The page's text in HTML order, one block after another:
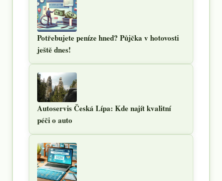
Potřebujete peníze hned? Půjčka v hotovosti
ještě dnes!
Autoservis Česká Lípa: Kde najít kvalitní
péči o auto